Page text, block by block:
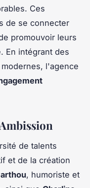
Ces
de se connecter
promouvoir leurs
En intégrant des
l'agence
de talents
et de la création
, humoriste et